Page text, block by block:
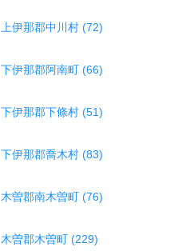
上伊那郡中川村 (72)
下伊那郡阿南町 (66)
下伊那郡下條村 (51)
下伊那郡喬木村 (83)
木曽郡南木曽町 (76)
木曽郡木曽町 (229)